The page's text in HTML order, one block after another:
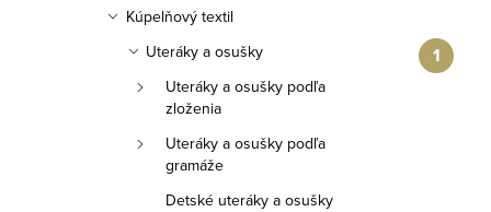
Kúpelňový textil
Uteráky a osušky
Uteráky a osušky podľa
zloženia
Uteráky a osušky podľa
gramáže
Detské uteráky a osušky